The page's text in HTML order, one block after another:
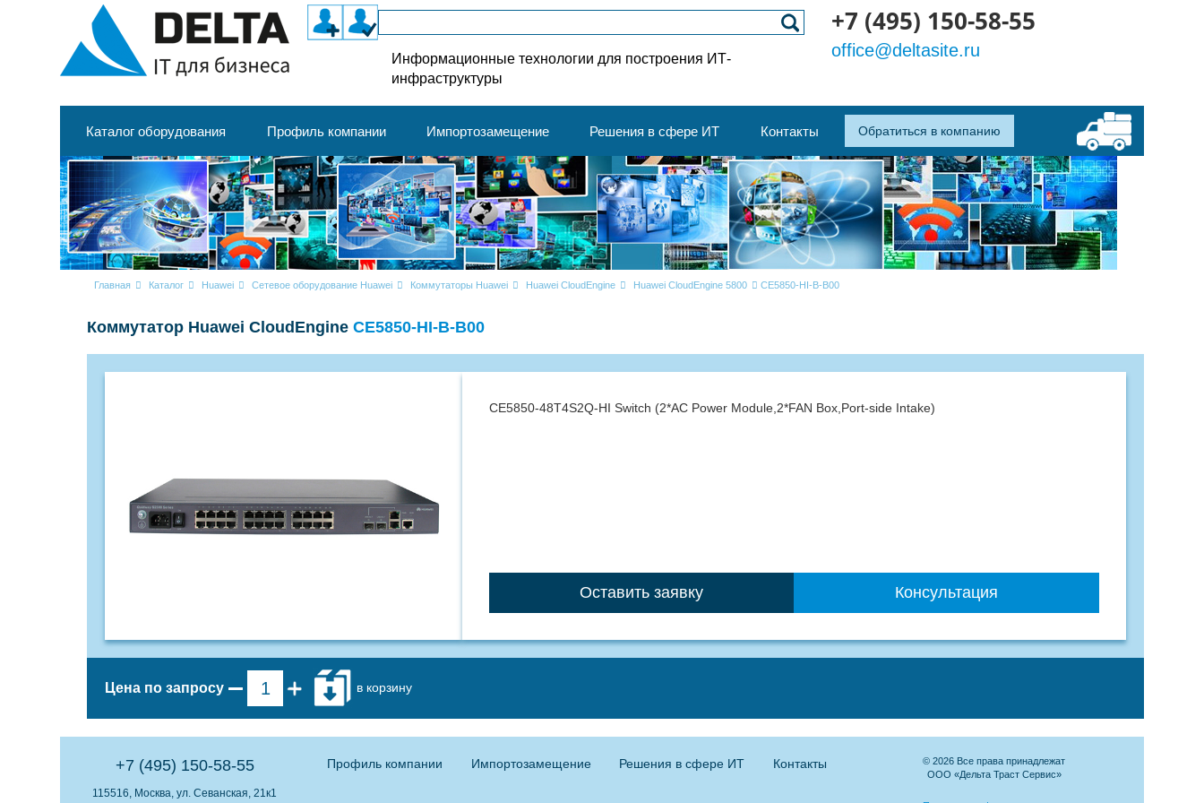
Информационные технологии для построения ИТ-
инфраструктуры
+7 (495) 150-58-55
office@deltasite.ru
Каталог оборудования Профиль компании Импортозамещение Решения в сфере ИТ Контакты Обратиться в компанию
Главная Каталог Huawei Сетевое оборудование Huawei Коммутаторы Huawei Huawei CloudEngine Huawei CloudEngine 5800 CE5850-HI-B-B00
Коммутатор Huawei CloudEngineCE5850-HI-B-B00
CE5850-48T4S2Q-HI Switch (2*AC Power Module,2*FAN Box,Port-side Intake)
Оставить заявку Консультация
Цена по запросу в корзину
+7 (495) 150-58-55
115516, Москва, ул. Севанская, 21к1
Профиль компании Импортозамещение Решения в сфере ИТ Контакты
© 2026 Все права принадлежат
ООО «Дельта Траст Сервис»